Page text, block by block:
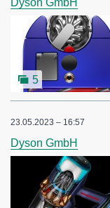
5
23.05.2023 – 16:57
Dyson GmbH